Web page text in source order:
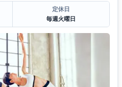
定休日
毎週火曜日